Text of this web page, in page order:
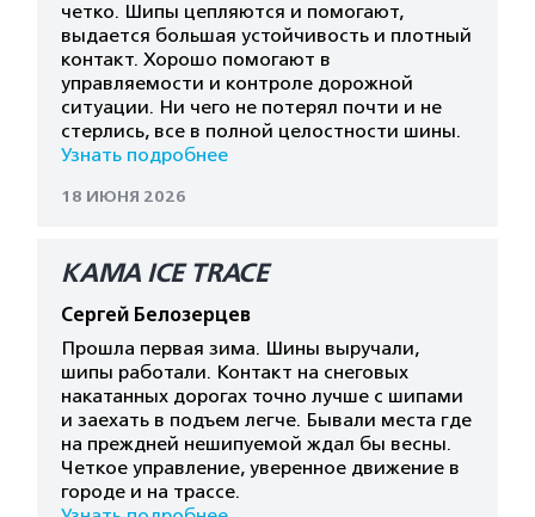
четко. Шипы цепляются и помогают,
выдается большая устойчивость и плотный
контакт. Хорошо помогают в
управляемости и контроле дорожной
ситуации. Ни чего не потерял почти и не
стерлись, все в полной целостности шины.
Узнать подробнее
18 ИЮНЯ 2026
КАМА ICE TRACE
Сергей Белозерцев
Прошла первая зима. Шины выручали,
шипы работали. Контакт на снеговых
накатанных дорогах точно лучше с шипами
и заехать в подъем легче. Бывали места где
на преждней нешипуемой ждал бы весны.
Четкое управление, уверенное движение в
городе и на трассе.